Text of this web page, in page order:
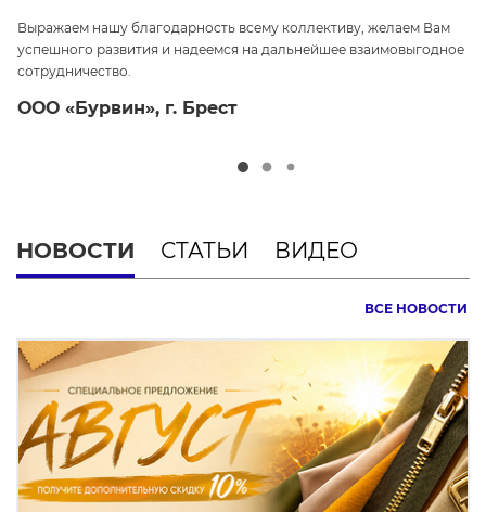
Выражаем нашу благодарность всему коллективу, желаем Вам
успешного развития и надеемся на дальнейшее взаимовыгодное
сотрудничество.
ООО «Бурвин», г. Брест
НОВОСТИ СТАТЬИ ВИДЕО
ВСЕ НОВОСТИ